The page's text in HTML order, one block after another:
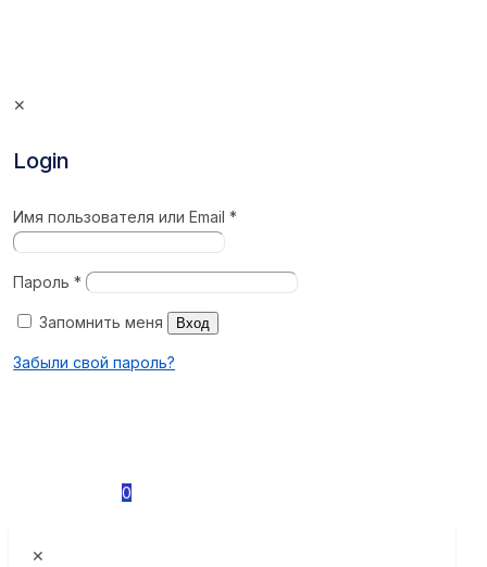
✕
Login
Имя пользователя или Email*
Пароль*
Запомнить меня Вход
Забыли свой пароль?
0
✕